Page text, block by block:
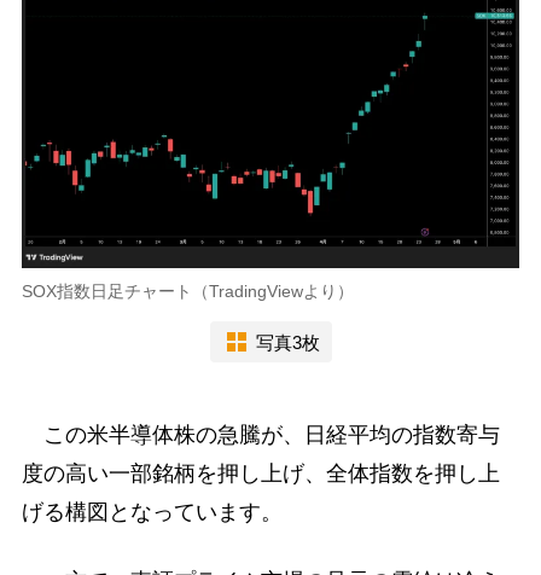
SOX指数日足チャート（TradingViewより）
写真3枚
この米半導体株の急騰が、日経平均の指数寄与
度の高い一部銘柄を押し上げ、全体指数を押し上
げる構図となっています。